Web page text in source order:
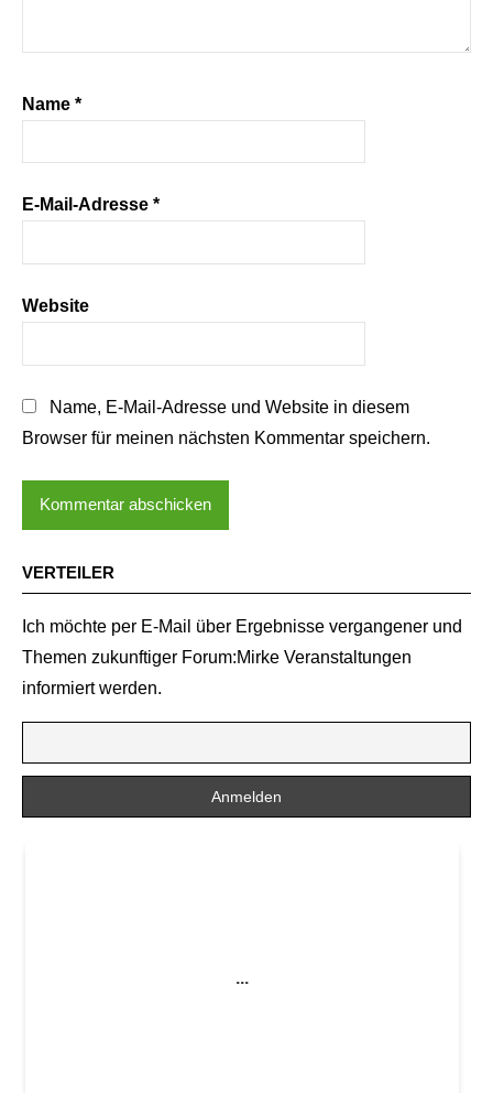
Name *
E-Mail-Adresse *
Website
Name, E-Mail-Adresse und Website in diesem
Browser für meinen nächsten Kommentar speichern.
VERTEILER
Ich möchte per E-Mail über Ergebnisse vergangener und
Themen zukunftiger Forum:Mirke Veranstaltungen
informiert werden.